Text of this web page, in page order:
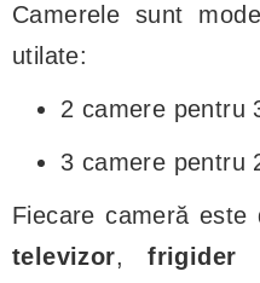
Camerele sunt
utilate:
2 camere pentru
3 camere pentru
Fiecare cameră este
televizor,frigider